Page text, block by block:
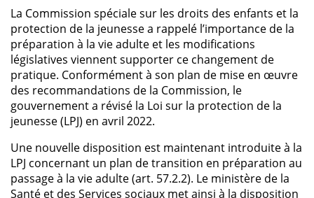
La Commission spéciale sur les droits des enfants et la
protection de la jeunesse a rappelé l’importance de la
préparation à la vie adulte et les modifications
législatives viennent supporter ce changement de
pratique. Conformément à son plan de mise en œuvre
des recommandations de la Commission, le
gouvernement a révisé la Loi sur la protection de la
jeunesse (LPJ) en avril 2022.
Une nouvelle disposition est maintenant introduite à la
LPJ concernant un plan de transition en préparation au
passage à la vie adulte (art. 57.2.2). Le ministère de la
Santé et des Services sociaux met ainsi à la disposition